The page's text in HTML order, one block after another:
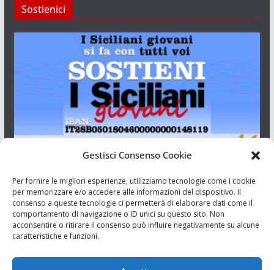
Gestisci Consenso Cookie
Per fornire le migliori esperienze, utilizziamo tecnologie come i cookie
per memorizzare e/o accedere alle informazioni del dispositivo. Il
consenso a queste tecnologie ci permetterà di elaborare dati come il
comportamento di navigazione o ID unici su questo sito. Non
acconsentire o ritirare il consenso può influire negativamente su alcune
caratteristiche e funzioni.
Sostienici
Aut. del tribunale di Catania n.23/2011 del 20/09/2011 Dir.
Resp. Riccardo Orioles.
Associazione Culturale I Siciliani Giovani